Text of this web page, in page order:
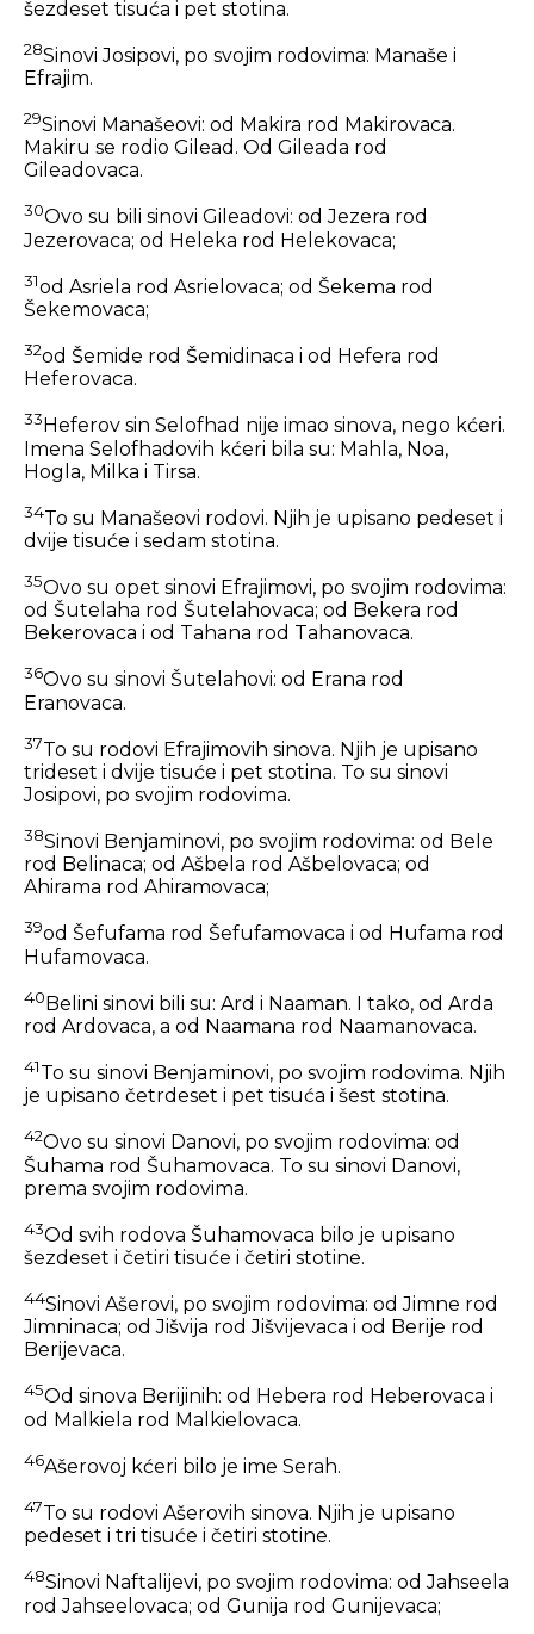
šezdeset tisuća i pet stotina.
28Sinovi Josipovi, po svojim rodovima: Manaše i
Efrajim.
29Sinovi Manašeovi: od Makira rod Makirovaca.
Makiru se rodio Gilead. Od Gileada rod
Gileadovaca.
30Ovo su bili sinovi Gileadovi: od Jezera rod
Jezerovaca; od Heleka rod Helekovaca;
31od Asriela rod Asrielovaca; od Šekema rod
Šekemovaca;
32od Šemide rod Šemidinaca i od Hefera rod
Heferovaca.
33 Heferov sin Selofhad nije imao sinova, nego kćeri.
Imena Selofhadovih kćeri bila su: Mahla, Noa,
Hogla, Milka i Tirsa.
34To su Manašeovi rodovi. Njih je upisano pedeset i
dvije tisuće i sedam stotina.
35Ovo su opet sinovi Efrajimovi, po svojim rodovima:
od Šutelaha rod Šutelahovaca; od Bekera rod
Bekerovaca i od Tahana rod Tahanovaca.
36Ovo su sinovi Šutelahovi: od Erana rod
Eranovaca.
37To su rodovi Efrajimovih sinova. Njih je upisano
trideset i dvije tisuće i pet stotina. To su sinovi
Josipovi, po svojim rodovima.
38Sinovi Benjaminovi, po svojim rodovima: od Bele
rod Belinaca; od Ašbela rod Ašbelovaca; od
Ahirama rod Ahiramovaca;
39od Šefufama rod Šefufamovaca i od Hufama rod
Hufamovaca.
40Belini sinovi bili su: Ard i Naaman. I tako, od Arda
rod Ardovaca, a od Naamana rod Naamanovaca.
41To su sinovi Benjaminovi, po svojim rodovima. Njih
je upisano četrdeset i pet tisuća i šest stotina.
42Ovo su sinovi Danovi, po svojim rodovima: od
Šuhama rod Šuhamovaca. To su sinovi Danovi,
prema svojim rodovima.
43Od svih rodova Šuhamovaca bilo je upisano
šezdeset i četiri tisuće i četiri stotine.
44Sinovi Ašerovi, po svojim rodovima: od Jimne rod
Jimninaca; od Jišvija rod Jišvijevaca i od Berije rod
Berijevaca.
45Od sinova Berijinih: od Hebera rod Heberovaca i
od Malkiela rod Malkielovaca.
46Ašerovoj kćeri bilo je ime Serah.
47To su rodovi Ašerovih sinova. Njih je upisano
pedeset i tri tisuće i četiri stotine.
48Sinovi Naftalijevi, po svojim rodovima: od Jahseela
rod Jahseelovaca; od Gunija rod Gunijevaca;